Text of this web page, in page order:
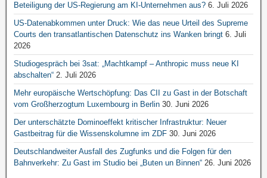
Beteiligung der US-Regierung am KI-Unternehmen aus? 6. Juli 2026
US-Datenabkommen unter Druck: Wie das neue Urteil des Supreme
Courts den transatlantischen Datenschutz ins Wanken bringt 6. Juli
2026
Studiogespräch bei 3sat: „Machtkampf – Anthropic muss neue KI
abschalten“ 2. Juli 2026
Mehr europäische Wertschöpfung: Das CII zu Gast in der Botschaft
vom Großherzogtum Luxembourg in Berlin 30. Juni 2026
Der unterschätzte Dominoeffekt kritischer Infrastruktur: Neuer
Gastbeitrag für die Wissenskolumne im ZDF 30. Juni 2026
Deutschlandweiter Ausfall des Zugfunks und die Folgen für den
Bahnverkehr: Zu Gast im Studio bei „Buten un Binnen“ 26. Juni 2026